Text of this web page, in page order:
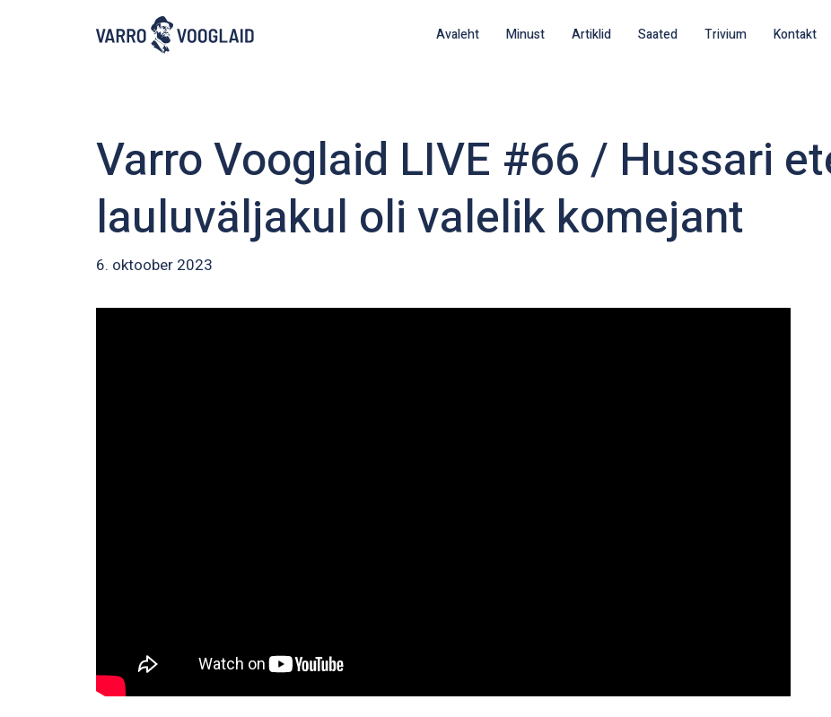
Avaleht Minust Artiklid Saated Trivium Kontakt
Varro Vooglaid LIVE #66 / Hussari
lauluväljakul oli valelik komejant
6. oktoober 2023